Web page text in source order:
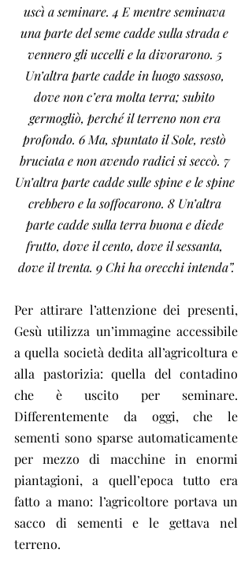
uscì a seminare. 4 E mentre seminava
una parte del seme cadde sulla strada e
vennero gli uccelli e la divorarono. 5
Un’altra parte cadde in luogo sassoso,
dove non c’era molta terra; subito
germogliò, perché il terreno non era
profondo. 6 Ma, spuntato il Sole, restò
bruciata e non avendo radici si seccò. 7
Un’altra parte cadde sulle spine e le spine
crebbero e la soffocarono. 8 Un’altra
parte cadde sulla terra buona e diede
frutto, dove il cento, dove il sessanta,
dove il trenta. 9 Chi ha orecchi intenda”.
Per attirare l’attenzione dei presenti,
Gesù utilizza un’immagine accessibile
a quella società dedita all’agricoltura e
alla pastorizia: quella del contadino
che è uscito per seminare.
Differentemente da oggi, che le
sementi sono sparse automaticamente
per mezzo di macchine in enormi
piantagioni, a quell’epoca tutto era
fatto a mano: l’agricoltore portava un
sacco di sementi e le gettava nel
terreno.